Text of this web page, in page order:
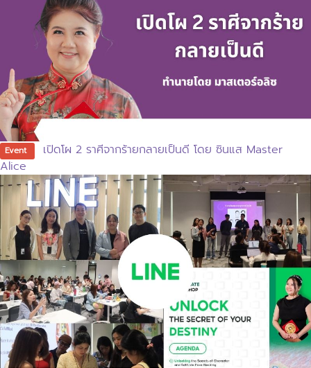
Event
เปิดโผ 2 ราศีจากร้ายกลายเป็นดี โดย ซินแส Master
Alice